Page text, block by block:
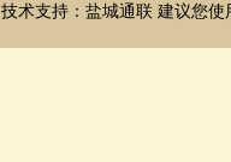
技术支持： 盐城通联 建议您使